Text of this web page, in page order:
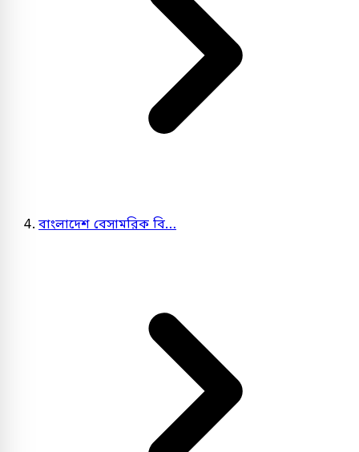
বাংলাদেশ বেসামরিক বি…